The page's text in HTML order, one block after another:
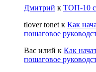
Дмитрий к ТОП-10
tlover tonet к Как
пошаговое
Вас илий к Как
пошаговое